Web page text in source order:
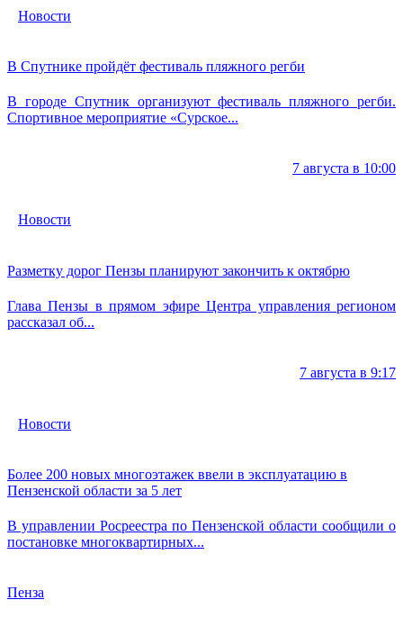
Новости
В Спутнике пройдёт фестиваль пляжного регби
В городе Спутник организуют фестиваль пляжного регби.
Спортивное мероприятие «Сурское...
7 августа в 10:00
Новости
Разметку дорог Пензы планируют закончить к октябрю
Глава Пензы в прямом эфире Центра управления регионом
рассказал об...
7 августа в 9:17
Новости
Более 200 новых многоэтажек ввели в эксплуатацию в
Пензенской области за 5 лет
В управлении Росреестра по Пензенской области сообщили о
постановке многоквартирных...
Пенза